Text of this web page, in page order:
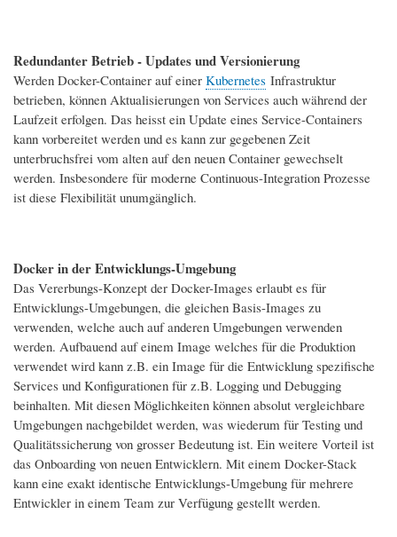
Redundanter Betrieb - Updates und Versionierung
Werden Docker-Container auf einer Kubernetes Infrastruktur
betrieben, können Aktualisierungen von Services auch während der
Laufzeit erfolgen. Das heisst ein Update eines Service-Containers
kann vorbereitet werden und es kann zur gegebenen Zeit
unterbruchsfrei vom alten auf den neuen Container gewechselt
werden. Insbesondere für moderne Continuous-Integration Prozesse
ist diese Flexibilität unumgänglich.
Docker in der Entwicklungs-Umgebung
Das Vererbungs-Konzept der Docker-Images erlaubt es für
Entwicklungs-Umgebungen, die gleichen Basis-Images zu
verwenden, welche auch auf anderen Umgebungen verwenden
werden. Aufbauend auf einem Image welches für die Produktion
verwendet wird kann z.B. ein Image für die Entwicklung spezifische
Services und Konfigurationen für z.B. Logging und Debugging
beinhalten. Mit diesen Möglichkeiten können absolut vergleichbare
Umgebungen nachgebildet werden, was wiederum für Testing und
Qualitätssicherung von grosser Bedeutung ist. Ein weitere Vorteil ist
das Onboarding von neuen Entwicklern. Mit einem Docker-Stack
kann eine exakt identische Entwicklungs-Umgebung für mehrere
Entwickler in einem Team zur Verfügung gestellt werden.